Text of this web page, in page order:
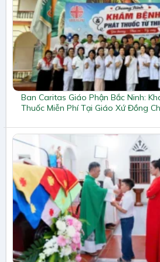
Ban Caritas Giáo Phận Bắc Ninh:
Thuốc Miễn Phí Tại Giáo Xứ Đồng